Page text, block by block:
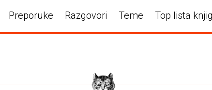
Preporuke Razgovori Teme Top lista